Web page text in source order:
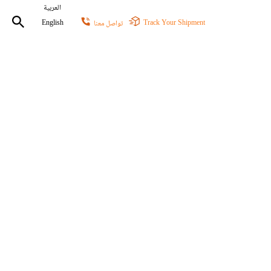
Track Your Shipment تواصل معنا
العربية
English